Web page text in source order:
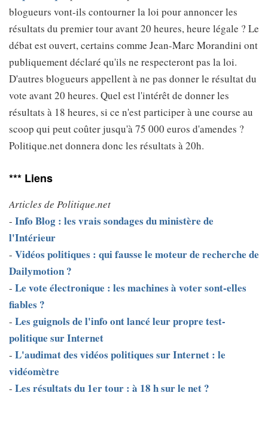
blogueurs vont-ils contourner la loi pour annoncer les
résultats du premier tour avant 20 heures, heure légale ? Le
débat est ouvert, certains comme Jean-Marc Morandini ont
publiquement déclaré qu'ils ne respecteront pas la loi.
D'autres blogueurs appellent à ne pas donner le résultat du
vote avant 20 heures. Quel est l'intérêt de donner les
résultats à 18 heures, si ce n'est participer à une course au
scoop qui peut coûter jusqu'à 75 000 euros d'amendes ?
Politique.net donnera donc les résultats à 20h.
*** Liens
Articles de Politique.net
- Info Blog : les vrais sondages du ministère de
l'Intérieur
- Vidéos politiques : qui fausse le moteur de recherche de
Dailymotion ?
- Le vote électronique : les machines à voter sont-elles
fiables ?
- Les guignols de l'info ont lancé leur propre test-
politique sur Internet
- L'audimat des vidéos politiques sur Internet : le
vidéomètre
- Les résultats du 1er tour : à 18 h sur le net ?